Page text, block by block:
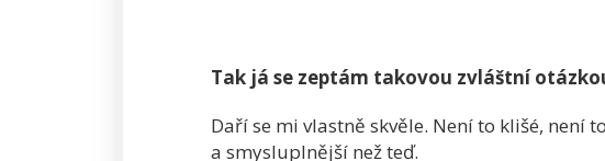
Tak já se zeptám takovou zvláštní
Daří se mi vlastně skvěle. Není to klišé,
a smysluplnější než teď.